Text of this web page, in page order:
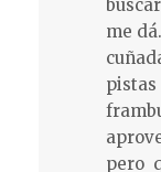
me
pero